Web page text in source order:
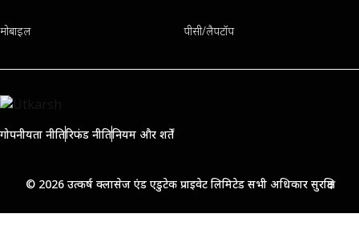
मोबाइल पीसी/लैपटॉप
गोपनीयता नीतिरिफंड नीतिनियम और शर्तें
© 2026 उत्कर्ष क्लासेज एंड एडुटेक प्राइवेट लिमिटेड सभी अधिकार सुरक्षित